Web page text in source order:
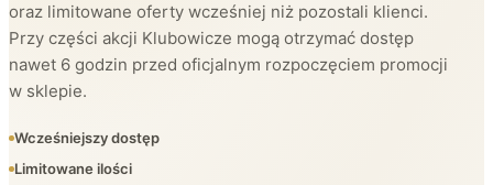
oraz limitowane oferty wcześniej niż pozostali klienci.
Przy części akcji Klubowicze mogą otrzymać dostęp
nawet 6 godzin przed oficjalnym rozpoczęciem promocji
w sklepie.
Wcześniejszy dostęp
Limitowane ilości